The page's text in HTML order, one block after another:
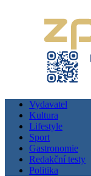
Vydavatel
Kultura
Lifestyle
Sport
Gastronomie
Redakční testy
Politika